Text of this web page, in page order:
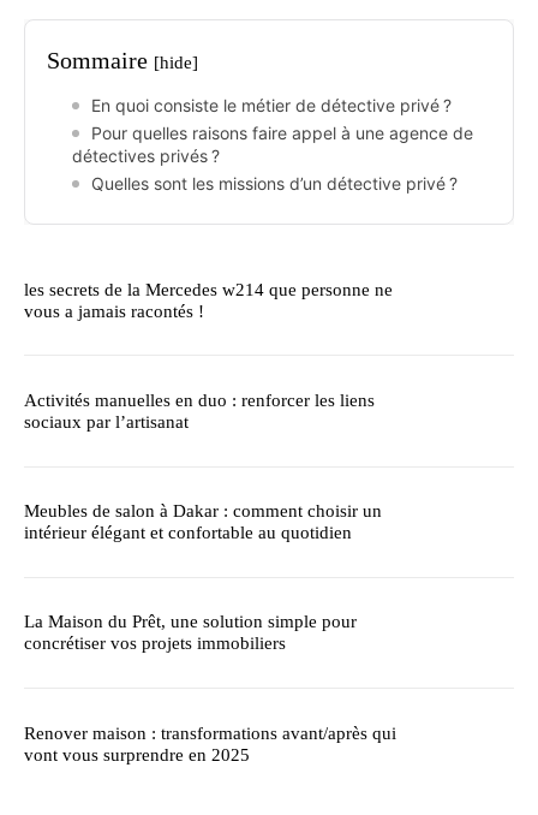
Sommaire [hide]
En quoi consiste le métier de détective privé ?
Pour quelles raisons faire appel à une agence de
détectives privés ?
Quelles sont les missions d’un détective privé ?
les secrets de la Mercedes w214 que personne ne
vous a jamais racontés !
Activités manuelles en duo : renforcer les liens
sociaux par l’artisanat
Meubles de salon à Dakar : comment choisir un
intérieur élégant et confortable au quotidien
La Maison du Prêt, une solution simple pour
concrétiser vos projets immobiliers
Renover maison : transformations avant/après qui
vont vous surprendre en 2025